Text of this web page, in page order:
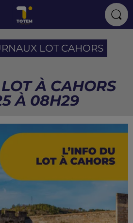
LOT CAHORS
À CAHORS
À 08H29